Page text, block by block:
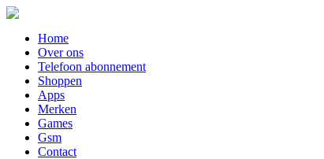
Home
Over ons
Telefoon abonnement
Shoppen
Apps
Merken
Games
Gsm
Contact